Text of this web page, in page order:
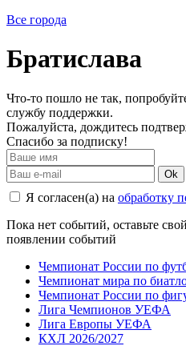
Все города
Братислава
Что-то пошло не так,
службу поддержки.
Пожалуйста, дождитесь
Спасибо за подписку!
Ok
Я согласен(а) на обработку
Пока нет событий, оставьте
появлении событий
Чемпионат России по
Чемпионат мира по
Чемпионат России по
Лига Чемпионов УЕФА
Лига Европы УЕФА
КХЛ 2026/2027